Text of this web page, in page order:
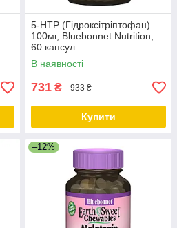
5-HTP (Гідроксітріптофан)
100мг, Bluebonnet Nutrition,
60 капсул
В наявності
731 ₴ 933 ₴
Купити
–12%